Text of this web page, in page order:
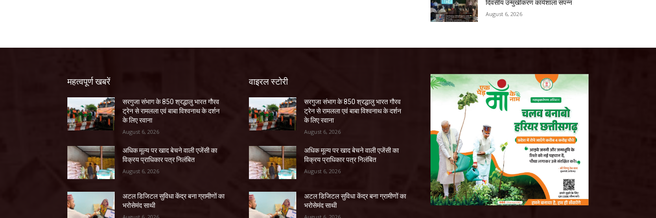
दिवसीय उन्मुखीकरण कार्यशाला संपन्न
August 6, 2026
महत्वपूर्ण खबरें
सरगुजा संभाग के 850 श्रद्धालु भारत गौरव
ट्रेन से रामलला एवं बाबा विश्वनाथ के दर्शन
के लिए रवाना
August 6, 2026
अधिक मूल्य पर खाद बेचने वाली एजेंसी का
विक्रय प्राधिकार पत्र निलंबित
August 6, 2026
अटल डिजिटल सुविधा केंद्र बना ग्रामीणों का
भरोसेमंद साथी
वाइरल स्टोरी
सरगुजा संभाग के 850 श्रद्धालु भारत गौरव
ट्रेन से रामलला एवं बाबा विश्वनाथ के दर्शन
के लिए रवाना
August 6, 2026
अधिक मूल्य पर खाद बेचने वाली एजेंसी का
विक्रय प्राधिकार पत्र निलंबित
August 6, 2026
अटल डिजिटल सुविधा केंद्र बना ग्रामीणों का
भरोसेमंद साथी